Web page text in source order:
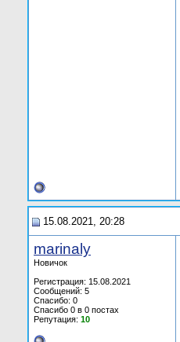
15.08.2021, 20:28
marinaly
Новичок
Регистрация: 15.08.2021
Сообщений: 5
Спасибо: 0
Спасибо 0 в 0 постах
Репутация: 10